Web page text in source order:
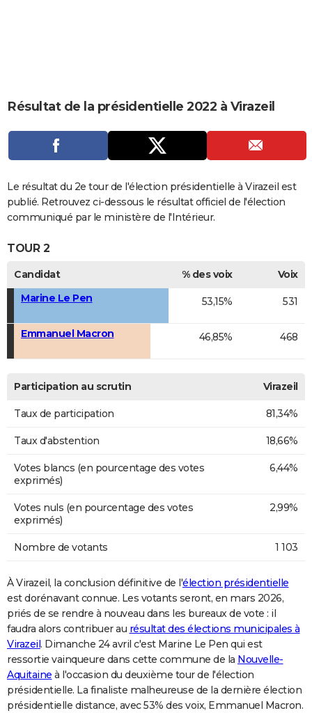
CARTE DE VOEUX
DICTIONNAIRE
Dictionnaire
Biographies
Expressions
Proverbes
PROGRAMME TV
COPAINS D'AVANT
Se connecter
Collèges
Universités
Entreprises
Service militaire
Avis de recherche
AVIS DE DÉCÈS
FORUM
Bricolage
Culture
Television
Voyage
Résultat de la présidentielle 2022 à Virazeil
Le résultat du 2e tour de l'élection présidentielle à Virazeil est
publié. Retrouvez ci-dessous le résultat officiel de l'élection
communiqué par le ministère de l'Intérieur.
TOUR 2
Candidat % des voix
Voix
Marine Le Pen
53,15% 531
Emmanuel Macron 46,85% 468
Participation au scrutin Virazeil
Taux de participation 81,34%
Taux d'abstention 18,66%
Votes blancs (en pourcentage des votes
exprimés)
6,44%
Votes nuls (en pourcentage des votes
exprimés)
2,99%
Nombre de votants 1 103
À Virazeil, la conclusion définitive de l'élection présidentielle
est dorénavant connue. Les votants seront, en mars 2026,
priés de se rendre à nouveau dans les bureaux de vote : il
faudra alors contribuer au résultat des élections municipales à
Virazeil. Dimanche 24 avril c'est Marine Le Pen qui est
ressortie vainqueure dans cette commune de la Nouvelle-
Aquitaine à l'occasion du deuxième tour de l'élection
présidentielle. La finaliste malheureuse de la dernière élection
présidentielle distance, avec 53% des voix, Emmanuel Macron.